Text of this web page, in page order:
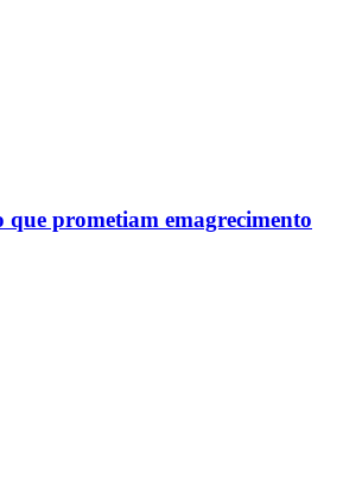
prometiam emagrecimento